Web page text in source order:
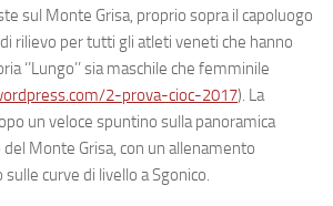
sul Monte Grisa, proprio sopra il capoluogo
rilievo per tutti gli atleti veneti che hanno
‘’Lungo’’ sia maschile che femminile
2-prova-cioc-2017). La
un veloce spuntino sulla panoramica
Monte Grisa, con un allenamento
curve di livello a Sgonico.